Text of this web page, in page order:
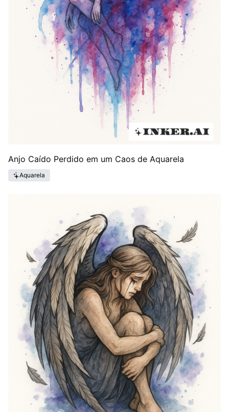
Anjo Caído Perdido em um Caos de Aquarela
Aquarela